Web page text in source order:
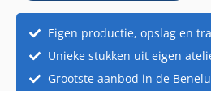
en
graszit
aantal
Eigen productie, opslag en
Unieke stukken uit eigen
Grootste aanbod in de